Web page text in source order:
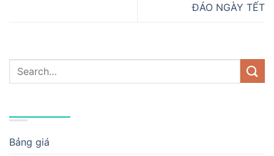
ĐÁO NGÀY TẾT
Bảng giá